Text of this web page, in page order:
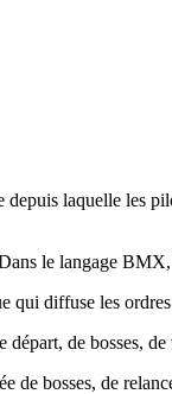
laquelle les
le langage
qui diffuse les
de bosses,
de bosses, de